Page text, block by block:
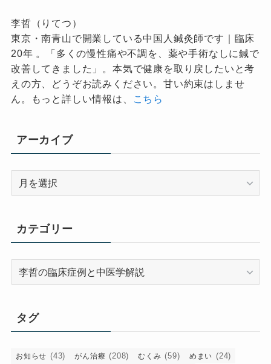
李哲（りてつ）
東京・南青山で開業している中国人鍼灸師です｜臨床
20年 。「多くの慢性痛や不調を、薬や手術なしに鍼で
改善してきました」。本気で健康を取り戻したいと考
えの方、どうぞお読みください。甘い約束はしませ
ん。もっと詳しい情報は、
こちら
アーカイブ
ブ
カテゴリー
カ
ー
タグ
お知らせ (43) がん治療 (208) むくみ (59) めまい (24)